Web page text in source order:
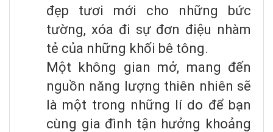
đẹp tươi mới cho những bức
tường, xóa đi sự đơn điệu nhàm
tẻ của những khối bê tông.
Một không gian mở, mang đến
nguồn năng lượng thiên nhiên sẽ
là một trong những lí do để bạn
cùng gia đình tận hưởng khoảng